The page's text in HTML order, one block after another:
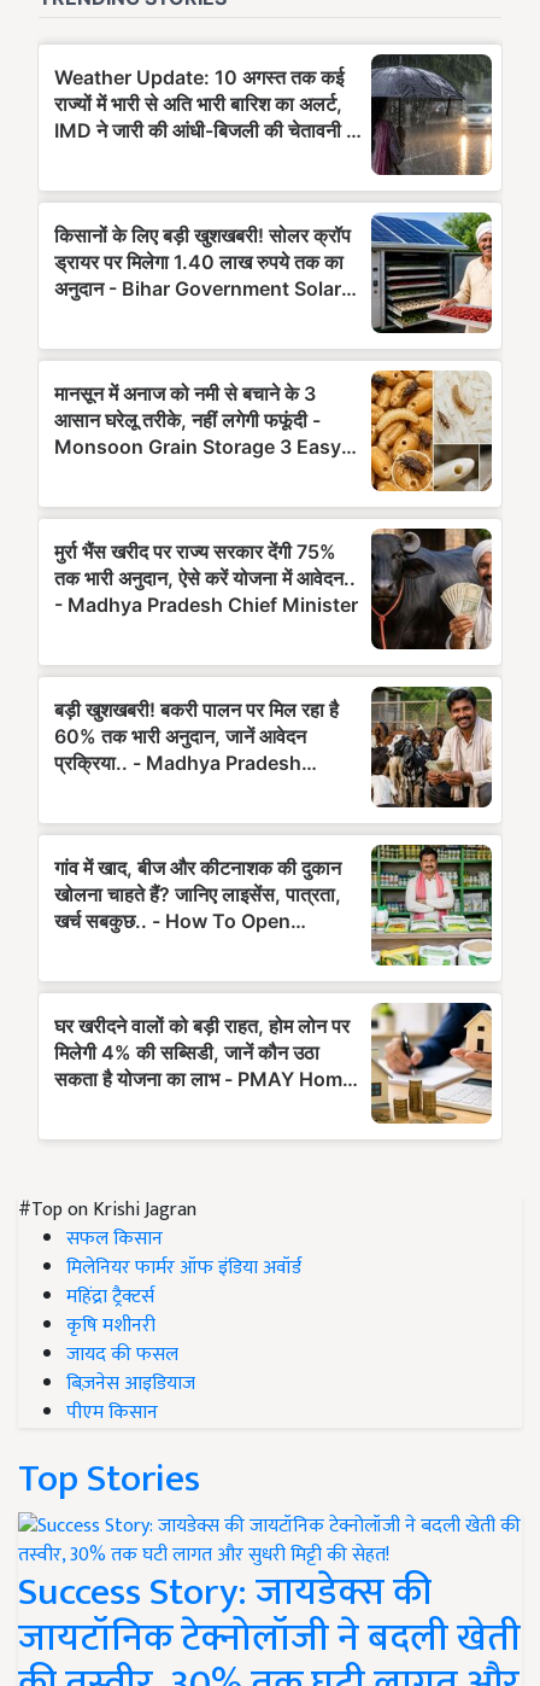
#Top on Krishi Jagran
सफल किसान
मिलेनियर फार्मर ऑफ इंडिया अवॉर्ड
महिंद्रा ट्रैक्टर्स
कृषि मशीनरी
जायद की फसल
बिज़नेस आइडियाज
पीएम किसान
Top Stories
Success Story: जायडेक्स की
जायटॉनिक टेक्नोलॉजी ने बदली खेती